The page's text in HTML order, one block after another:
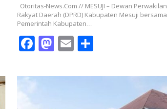
Otoritas-News.Com // MESUJI – Dewan Perwakilan
Rakyat Daerah (DPRD) Kabupaten Mesuji bersama
Pemerintah Kabupaten…
F
e
M
to
E
ai
S
ar